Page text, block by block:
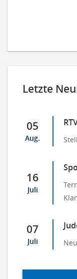
Letzte
05
Aug.
16
Juli
07
Juli